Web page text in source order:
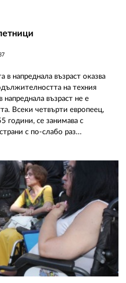
в напреднала възраст оказва
на техния
възраст не е
Всеки четвърти европеец,
години, се занимава с
с по-слабо раз...